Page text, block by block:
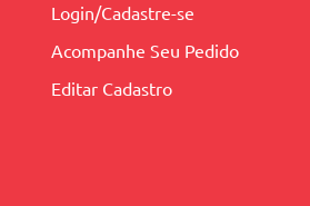
Login/Cadastre-se
Acompanhe Seu Pedido
Editar Cadastro